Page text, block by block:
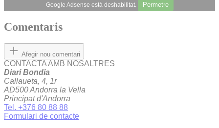
Google Adsense està deshabilitat. Permetre
Comentaris
Afegir nou comentari
CONTACTA AMB NOSALTRES
Diari Bondia
Callaueta, 4, 1r
AD500 Andorra la Vella
Principat d'Andorra
Tel. +376 80 88 88
Formulari de contacte